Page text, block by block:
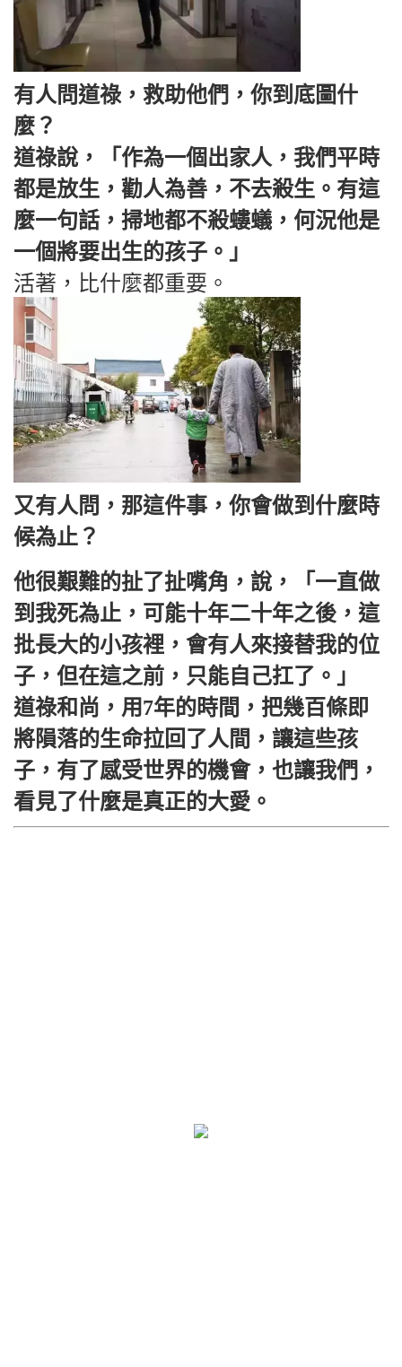
有人問道祿，救助他們，你到底圖什
麼？
道祿說，「作為一個出家人，我們平時
都是放生，勸人為善，不去殺生。有這
麼一句話，掃地都不殺螻蟻，何況他是
一個將要出生的孩子。」
活著，比什麼都重要。
又有人問，那這件事，你會做到什麼時
候為止？
他很艱難的扯了扯嘴角，說，「一直做
到我死為止，可能十年二十年之後，這
批長大的小孩裡，會有人來接替我的位
子，但在這之前，只能自己扛了。」
道祿和尚，用7年的時間，把幾百條即
將隕落的生命拉回了人間，讓這些孩
子，有了感受世界的機會，也讓我們，
看見了什麼是真正的大愛。